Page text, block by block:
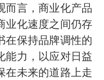
而言，商业化产品
业化速度之间仍存
在保持品牌调性的
能力，以应对日益
在未来的道路上走